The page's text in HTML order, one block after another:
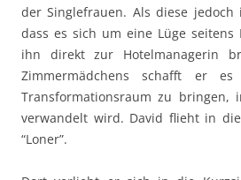
der Singlefrauen. Als diese jedoch
dass es sich um eine Lüge
ihn direkt zur Hotelmanagerin
Zimmermädchens schafft er
Transformationsraum zu
verwandelt wird. David flieht in
“Loner”.